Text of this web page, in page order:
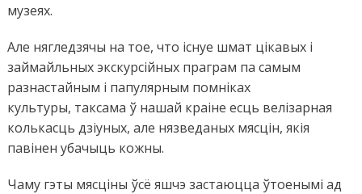
музеях.
Але нягледзячы на тое, что існуе шмат цікавых і
займайльных экскурсійных праграм па самым
разнастайным і папулярным помніках
культуры, таксама ў нашай краіне есць велізарная
колькасць дзіуных, але нязведаных мясцін, якія
павінен убачыць кожны.
Чаму гэты мясціны ўсё яшчэ застаюцца ўтоенымі ад